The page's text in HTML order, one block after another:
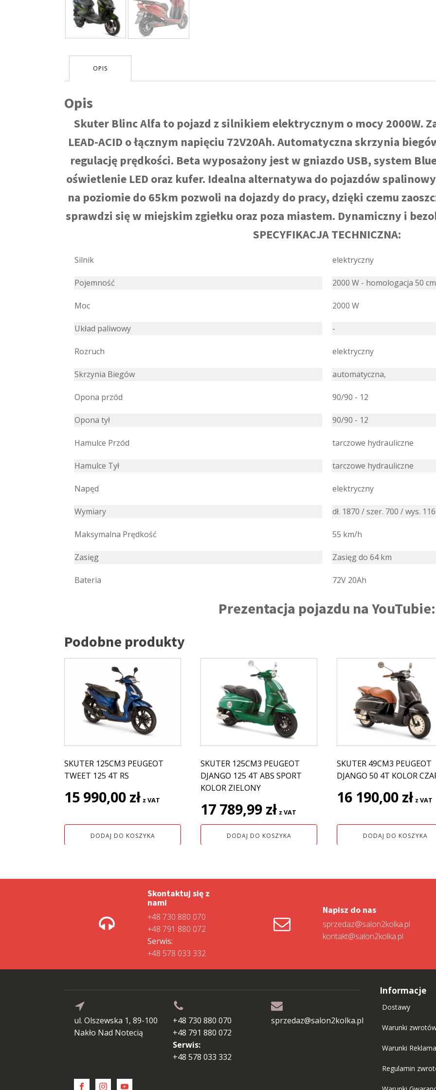
OPIS
Opis
Skuter Blinc Alfa to pojazd z silnikiem elektrycznym o mocy 2000W.
LEAD-ACID o łącznym napięciu 72V20Ah. Automatyczna skrzynia
regulację prędkości. Beta wyposażony jest w gniazdo USB, system
oświetlenie LED oraz kufer. Idealna alternatywa do pojazdów
na poziomie do 65km pozwoli na dojazdy do pracy, dzięki czemu
sprawdzi się w miejskim zgiełku oraz poza miastem. Dynamiczny i
SPECYFIKACJA TECHNICZNA:
Silnik elektryczny
Pojemność 2000 W - homologacja 50 cm
Moc 2000 W
Układ paliwowy -
Rozruch elektryczny
Skrzynia Biegów automatyczna,
Opona przód 90/90 - 12
Opona tył 90/90 - 12
Hamulce Przód tarczowe hydrauliczne
Hamulce Tył tarczowe hydrauliczne
Napęd elektryczny
Wymiary dł. 1870 / szer. 700 / wys.
Maksymalna Prędkość 55 km/h
Zasięg Zasięg do 64 km
Bateria 72V 20Ah
Prezentacja pojazdu na YouTubie:
Podobne produkty
SKUTER 125CM3 PEUGEOT
TWEET 125 4T RS
15 990,00 zł z VAT
DODAJ DO KOSZYKA
SKUTER 125CM3 PEUGEOT
DJANGO 125 4T ABS SPORT
KOLOR ZIELONY
17 789,99 zł z VAT
DODAJ DO KOSZYKA
SKUTER 49CM3 PEUGEOT
DJANGO 50 4T KOLOR
16 190,00 zł z VAT
DODAJ DO KOSZYKA
Skontaktuj się z
nami
+48 730 880 070
+48 791 880 072
Serwis:
+48 578 033 332
Napisz do nas
sprzedaz@salon2kolka.pl
kontakt@salon2kolka.pl
ul. Olszewska 1, 89-100
Nakło Nad Notecią
+48 730 880 070
+48 791 880 072
Serwis:
+48 578 033 332
sprzedaz@salon2kolka.pl
Informacje
Dostawy
Warunki
Warunki
Regulamin